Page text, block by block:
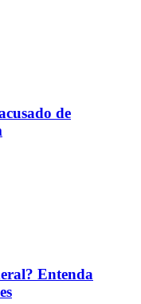
de
Entenda